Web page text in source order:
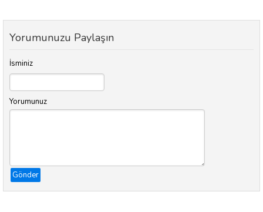
Yorumunuzu Paylaşın
İsminiz
Yorumunuz
Gönder